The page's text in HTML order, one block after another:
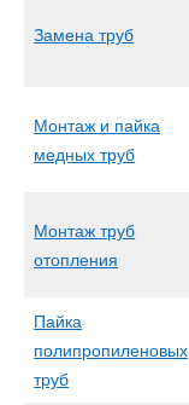
Замена труб
Монтаж и пайка
медных труб
Монтаж труб
отопления
Пайка
полипропиленовых
труб